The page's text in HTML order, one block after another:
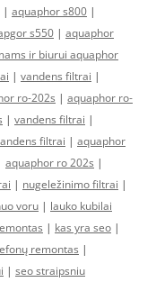
| aquaphor s800 |
s550 | aquaphor
ir biurui aquaphor
| vandens filtrai |
ro-202s | aquaphor ro-
| vandens filtrai |
filtrai | aquaphor
aquaphor ro 202s |
| nugeležinimo filtrai |
voru | lauko kubilai
| kas yra seo |
remontas |
| seo straipsniu